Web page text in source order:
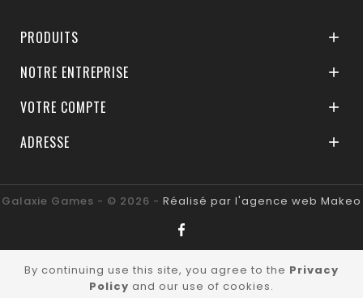
PRODUITS 
NOTRE ENTREPRISE 
VOTRE COMPTE 
ADRESSE 
Galaxie Games - © 2026 - Réalisé par l'agence web Makeo
By continuing use this site, you agree to the Privacy
Policy and our use of cookies.